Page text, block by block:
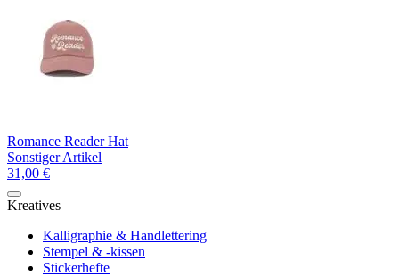
Romance Reader Hat
Sonstiger Artikel
31,00 €
Kreatives
Kalligraphie & Handlettering
Stempel & -kissen
Stickerhefte